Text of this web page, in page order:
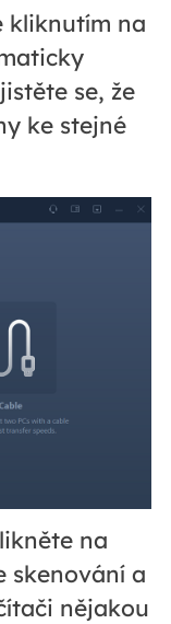
kliknutím na
se, že
ke stejné
na
skenování a
nějakou